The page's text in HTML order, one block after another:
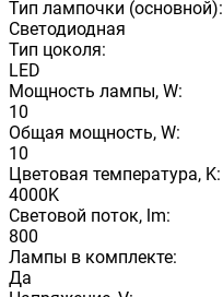
Тип лампочки (основной):
Светодиодная
Тип цоколя:
LED
Мощность лампы, W:
10
Общая мощность, W:
10
Цветовая температура, K:
4000K
Световой поток, lm:
800
Лампы в комплекте:
Да